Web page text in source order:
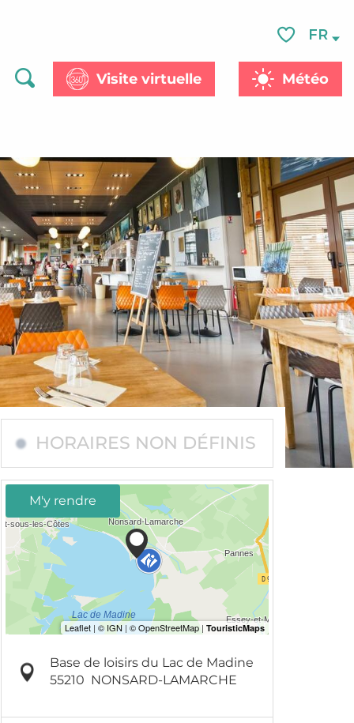
Voir les
FR
Recherche
Visite virtuelle Météo
HORAIRES NON DÉFINIS
M'y rendre
Base de loisirs du Lac de Madine
55210 NONSARD-LAMARCHE